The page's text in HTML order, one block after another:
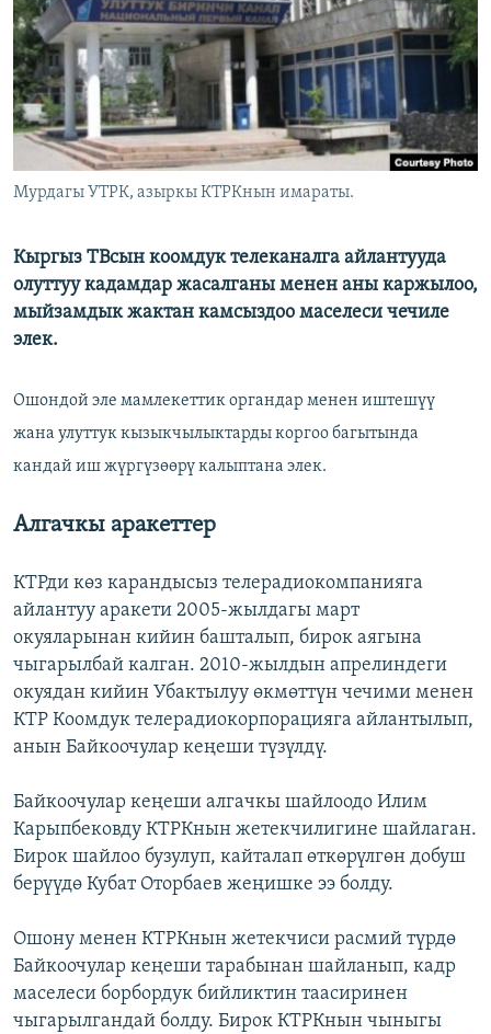
ЫҢГАЙСЫЗ СУРООЛОР
ЭЕ/АРнун бардык сайттары
Мурдагы УТРК, азыркы КТРКнын имараты.
Кыргыз ТВсын коомдук телеканалга айлантууда
олуттуу кадамдар жасалганы менен аны каржылоо,
мыйзамдык жактан камсыздоо маселеси чечиле
элек.
Ошондой эле мамлекеттик органдар менен иштешүү
жана улуттук кызыкчылыктарды коргоо багытында
кандай иш жүргүзөөрү калыптана элек.
Алгачкы аракеттер
КТРди көз карандысыз телерадиокомпанияга
айлантуу аракети 2005-жылдагы март
окуяларынан кийин башталып, бирок аягына
чыгарылбай калган. 2010-жылдын апрелиндеги
окуядан кийин Убактылуу өкмөттүн чечими менен
КТР Коомдук телерадиокорпорацияга айлантылып,
анын Байкоочулар кеңеши түзүлдү.
Байкоочулар кеңеши алгачкы шайлоодо Илим
Карыпбековду КТРКнын жетекчилигине шайлаган.
Бирок шайлоо бузулуп, кайталап өткөрүлгөн добуш
берүүдө Кубат Оторбаев жеңишке ээ болду.
Ошону менен КТРКнын жетекчиси расмий түрдө
Байкоочулар кеңеши тарабынан шайланып, кадр
маселеси борбордук бийликтин таасиринен
чыгарылгандай болду. Бирок КТРКнын чыныгы